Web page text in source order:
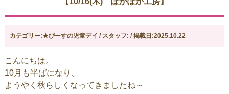
カテゴリー:★ぴーすの児童デイ / スタッフ: / 掲載日:2025.10.22
こんにちは。
10月も半ばになり、
ようやく秋らしくなってきましたね～